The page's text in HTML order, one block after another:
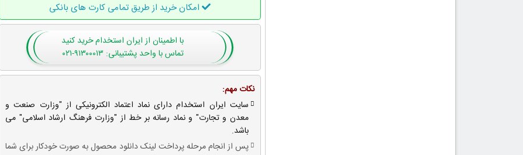
امکان خرید از طریق تمامی کارت های بانکی
با اطمینان از ایران استخدامخرید کنید
تماس با واحد پشتیبانی: ۹۱۳۰۰۰۱۳-۰۲۱
نکات مهم:
سایت ایران استخدام دارای نماد اعتماد الکترونیکی از "وزارت صنعت و
معدن و تجارت" و نماد رسانه بر خط از "وزارت فرهنگ ارشاد اسلامی" می
باشد.
پس از انجام مرحله پرداخت لینک دانلود محصول به صورت خودکار برای شما